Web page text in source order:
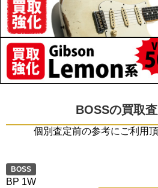
BOSSの買取
個別査定前の参考にご利用
BOSS
BP 1W